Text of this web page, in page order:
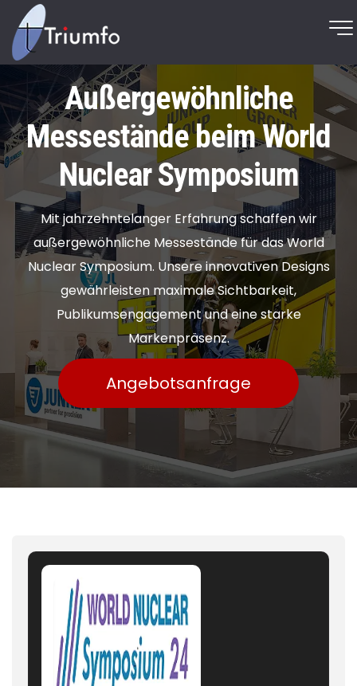
Außergewöhnliche
Messestände beim World
Nuclear Symposium
Mit jahrzehntelanger Erfahrung schaffen wir
außergewöhnliche Messestände für das World
Nuclear Symposium. Unsere innovativen Designs
gewährleisten maximale Sichtbarkeit,
Publikumsengagement und eine starke
Markenpräsenz.
Angebotsanfrage